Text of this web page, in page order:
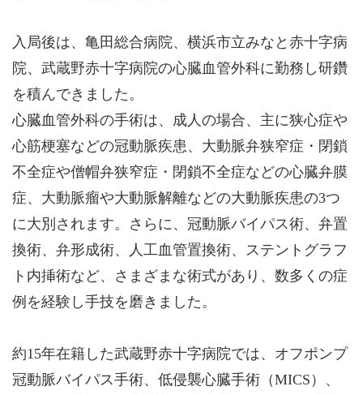
入局後は、亀田総合病院、横浜市立みなと赤十字病
院、武蔵野赤十字病院の心臓血管外科に勤務し研鑽
を積んできました。
心臓血管外科の手術は、成人の場合、主に狭心症や
心筋梗塞などの冠動脈疾患、大動脈弁狭窄症・閉鎖
不全症や僧帽弁狭窄症・閉鎖不全症などの心臓弁膜
症、大動脈瘤や大動脈解離などの大動脈疾患の3つ
に大別されます。さらに、冠動脈バイパス術、弁置
換術、弁形成術、人工血管置換術、ステントグラフ
ト内挿術など、さまざまな術式があり、数多くの症
例を経験し手技を磨きました。
約15年在籍した武蔵野赤十字病院では、オフポンプ
冠動脈バイパス手術、低侵襲心臓手術（MICS）、